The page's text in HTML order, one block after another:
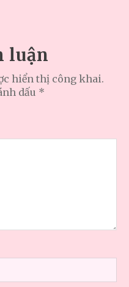
luận
hiển thị công khai.
dấu *